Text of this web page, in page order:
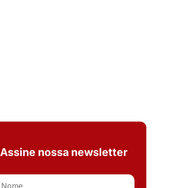
Assine nossa newsletter